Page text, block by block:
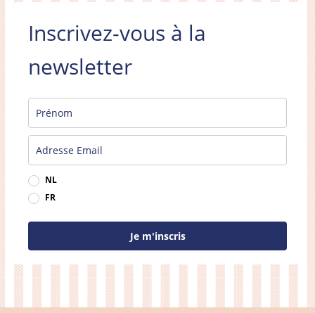
Inscrivez-vous à la
newsletter
NL
FR
Je m'inscris